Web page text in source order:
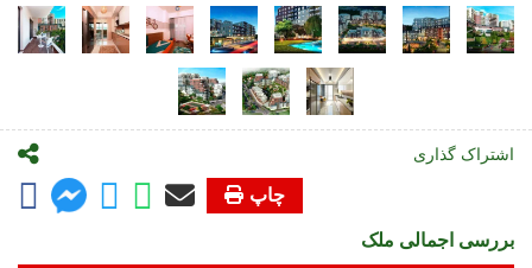
اشتراک گذاری
چاپ
بررسی اجمالی ملک